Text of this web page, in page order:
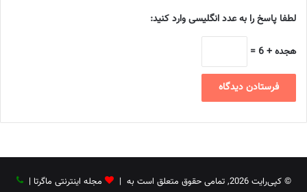
لطفا پاسخ را به عدد انگلیسی وارد کنید:
هجده + 6 =
© کپی‌رایت 2026, تمامی حقوق متعلق است به | مجله اینترنتی ماگرتا |